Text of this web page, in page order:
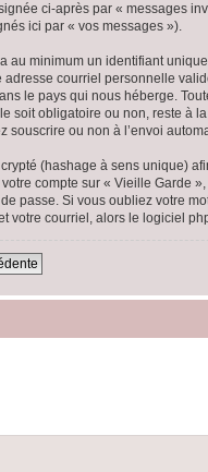
ci-après par « messages
ici par « vos messages »).
au minimum un identifiant
adresse courriel personnelle
le pays qui nous héberge.
soit obligatoire ou non, reste
souscrire ou non à l’envoi
(hashage à sens unique)
votre compte sur « Vieille Garde
passe. Si vous oubliez votre
votre courriel, alors le logiciel